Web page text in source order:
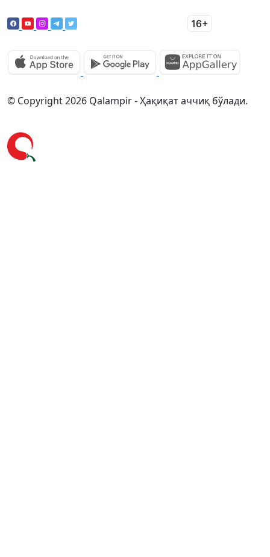
© Copyright 2026 Qalampir - Ҳақиқат аччиқ бўлади.